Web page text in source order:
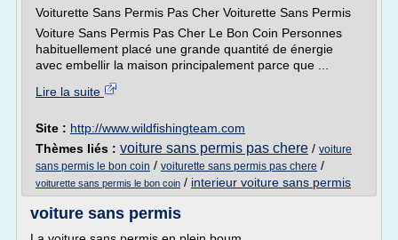
Voiturette Sans Permis Pas Cher Voiturette Sans Permis
Voiture Sans Permis Pas Cher Le Bon Coin Personnes
habituellement placé une grande quantité de énergie
avec embellir la maison principalement parce que ...
Lire la suite
Site : http://www.wildfishingteam.com
Thèmes liés : voiture sans permis pas chere / voiture
sans permis le bon coin / voiturette sans permis pas chere /
voiturette sans permis le bon coin / interieur voiture sans permis
voiture sans permis